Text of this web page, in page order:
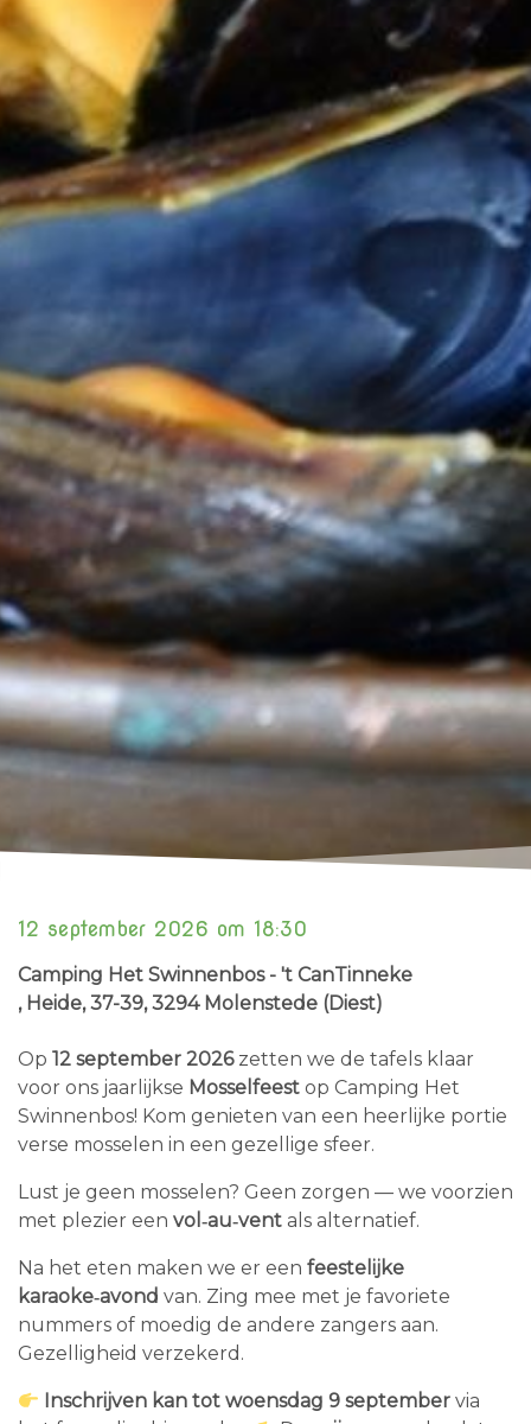
12 september 2026 om 18:30
Camping Het Swinnenbos - 't CanTinneke
, Heide, 37-39, 3294 Molenstede (Diest)
Op 12 september 2026zetten we de tafels klaar
voor ons jaarlijkse Mosselfeest op Camping Het
Swinnenbos! Kom genieten van een heerlijke portie
verse mosselen in een gezellige sfeer.
Lust je geen mosselen? Geen zorgen — we voorzien
met plezier een vol‑au‑vent als alternatief.
Na het eten maken we er een feestelijke
karaoke‑avond van. Zing mee met je favoriete
nummers of moedig de andere zangers aan.
Gezelligheid verzekerd.
Inschrijven kan tot woensdag 9 september via